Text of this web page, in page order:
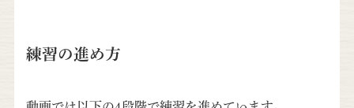
練習の進め方